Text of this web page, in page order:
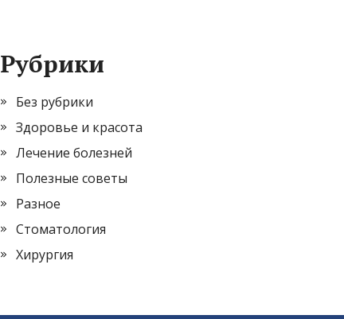
Рубрики
Без рубрики
Здоровье и красота
Лечение болезней
Полезные советы
Разное
Стоматология
Хирургия